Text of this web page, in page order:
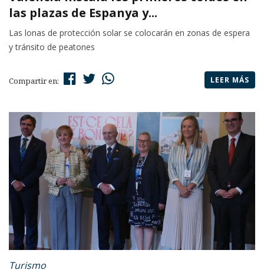
las plazas de Espanya y...
Las lonas de protección solar se colocarán en zonas de espera
y tránsito de peatones
Compartir en: LEER MÁS
Turismo